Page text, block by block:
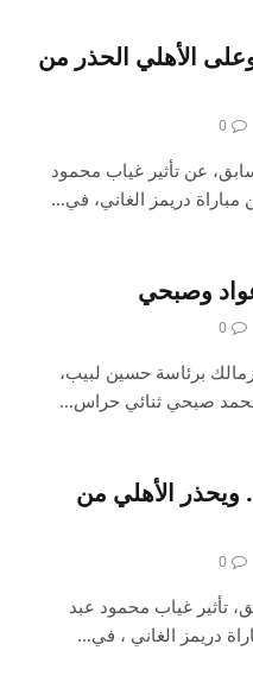
الأهلي الحذر من
0
عن تأثير غياب محمود
مباراة دريمز الغاني، في…
وصبحي
0
برئاسة حسين لبيب،
صبحي ثنائي حراس…
ويحذر الأهلي من
0
تأثير غياب محمود عبد
دريمز الغاني ، في…